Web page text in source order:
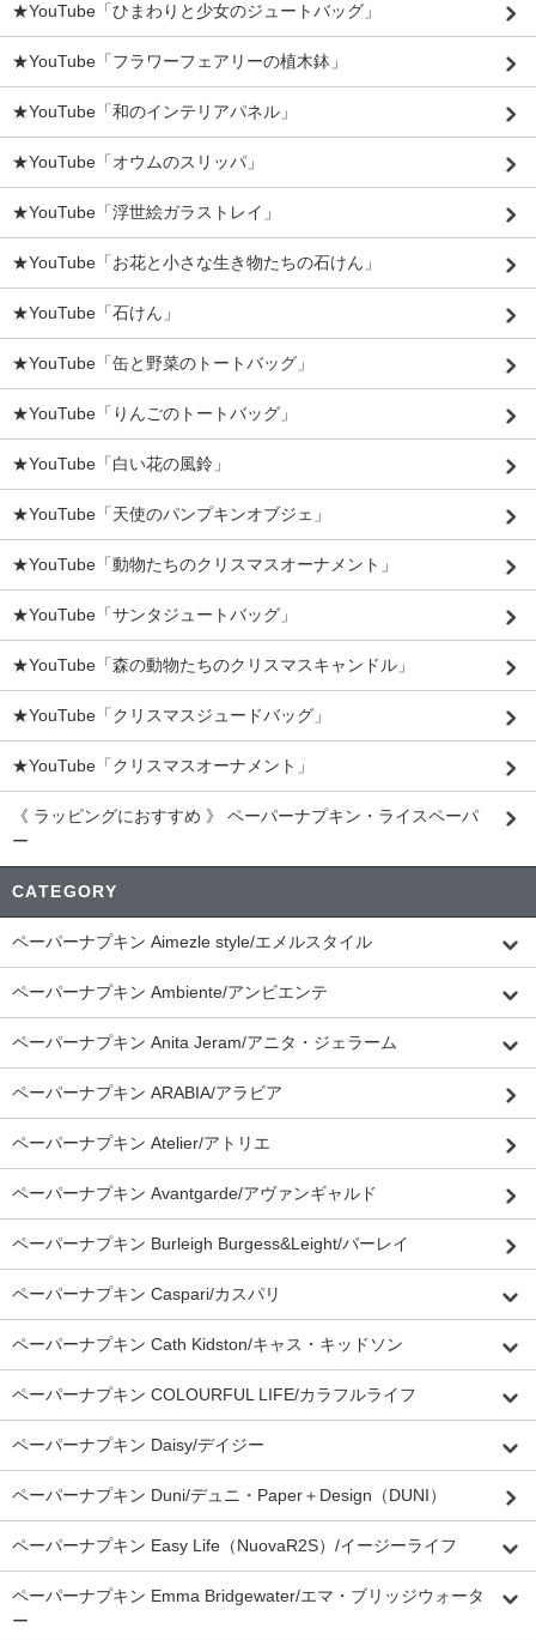
★YouTube「ひまわりと少女のジュートバッグ」
★YouTube「フラワーフェアリーの植木鉢」
★YouTube「和のインテリアパネル」
★YouTube「オウムのスリッパ」
★YouTube「浮世絵ガラストレイ」
★YouTube「お花と小さな生き物たちの石けん」
★YouTube「石けん」
★YouTube「缶と野菜のトートバッグ」
★YouTube「りんごのトートバッグ」
★YouTube「白い花の風鈴」
★YouTube「天使のパンプキンオブジェ」
★YouTube「動物たちのクリスマスオーナメント」
★YouTube「サンタジュートバッグ」
★YouTube「森の動物たちのクリスマスキャンドル」
★YouTube「クリスマスジュードバッグ」
★YouTube「クリスマスオーナメント」
《 ラッピングにおすすめ 》 ペーパーナプキン・ライスペーパ
ー
CATEGORY
ペーパーナプキン Aimezle style/エメルスタイル
ペーパーナプキン Ambiente/アンビエンテ
ペーパーナプキン Anita Jeram/アニタ・ジェラーム
ペーパーナプキン ARABIA/アラビア
ペーパーナプキン Atelier/アトリエ
ペーパーナプキン Avantgarde/アヴァンギャルド
ペーパーナプキン Burleigh Burgess&Leight/バーレイ
ペーパーナプキン Caspari/カスパリ
ペーパーナプキン Cath Kidston/キャス・キッドソン
ペーパーナプキン COLOURFUL LIFE/カラフルライフ
ペーパーナプキン Daisy/デイジー
ペーパーナプキン Duni/デュニ・Paper＋Design（DUNI）
ペーパーナプキン Easy Life（NuovaR2S）/イージーライフ
ペーパーナプキン Emma Bridgewater/エマ・ブリッジウォータ
ー